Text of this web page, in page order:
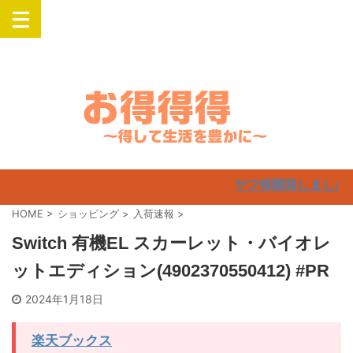
ヤフ得開発しました！
HOME > ショッピング > 入荷速報 >
Switch 有機EL スカーレット・バイオレ
ットエディション(4902370550412) #PR
2024年1月18日
楽天ブックス